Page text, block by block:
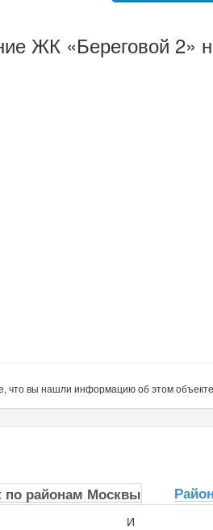
ЖК «Береговой 2»
что вы нашли информацию об этом
по районам Москвы
И